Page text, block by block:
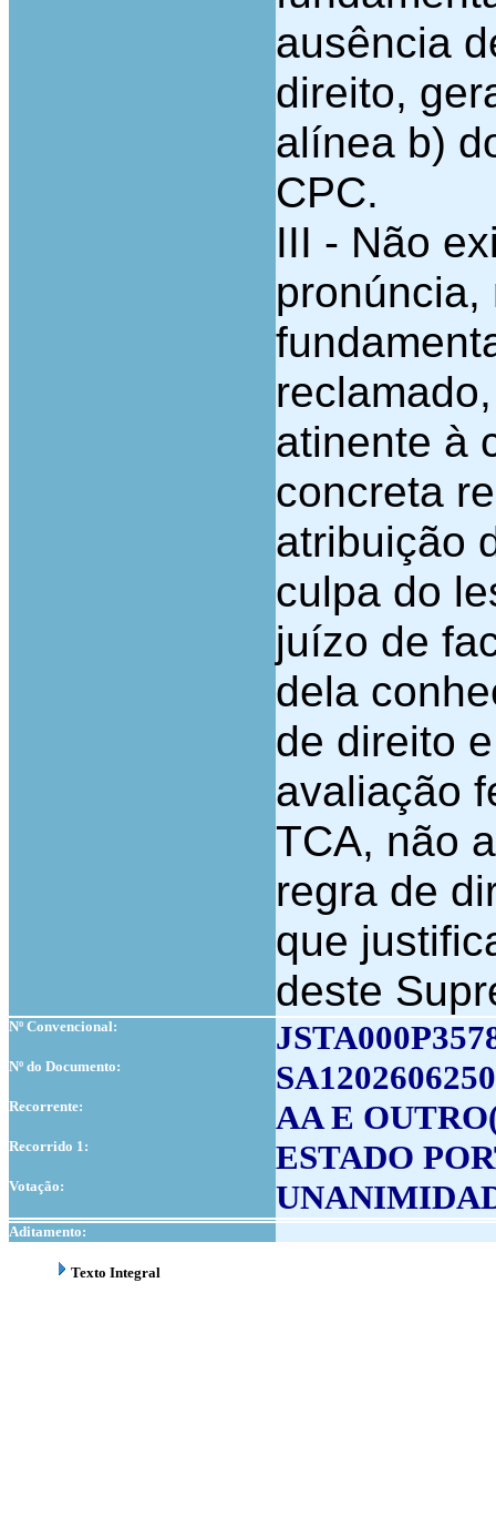
ausência
direito,
alínea b)
CPC.
III - Não
pronúncia,
atinente à
concreta
atribuição
culpa do
juízo de
dela
de direito
avaliação
TCA, não
regra de
que
deste
Nº Convencional:
Nº do Documento:
Recorrente: AA E
Recorrido 1: ESTADO
Votação:
Aditamento:
Texto Integral